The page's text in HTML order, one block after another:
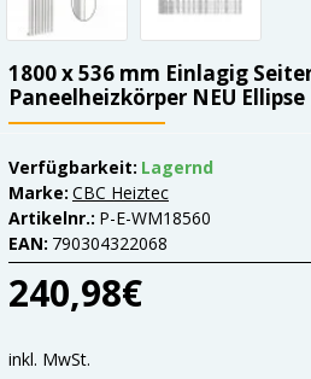
1800 x 536 mm Einlagig
Paneelheizkörper NEU Ellipse
240,98€
Verfügbarkeit: Lagernd
Marke: CBC Heiztec
Artikelnr.: P-E-WM18560
EAN: 790304322068
inkl. MwSt.